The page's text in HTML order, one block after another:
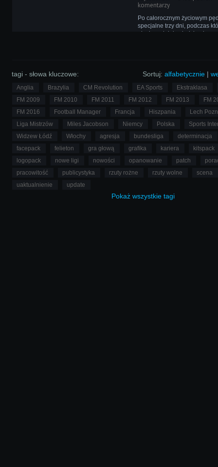
komentarzy
Po całorocznym życiowym
specjalne trzy dni, podczas
płynie wolniej, a ludzie nie
Sortuj: alfabetycznie |
tagi - słowa kluczowe:
Anglia Brazylia CM Revolution EA Sports
Ekstraklasa
FM 2009
FM 2010 FM 2011 FM 2012 FM 2013
FM
FM 2016
Football Manager Francja Hiszpania
Lech
Liga Mistrzów
Miles Jacobson Niemcy Polska
Sports
Widzew Łódź
Włochy agresja bundesliga
determinacja
facepack
felieton gra głową grafika kariera
kitspack
logopack
nowe ligi nowości opanowanie patch
pracowitość
publicystyka rzuty rożne rzuty wolne
scena
uaktualnienie
update
Pokaż wszystkie tagi